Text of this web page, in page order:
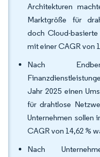
Architekturen
Marktgröße für
doch Cloud-
mit einer CAGR von
Nach
Jahr 2025 einen
für drahtlose
Unternehmen sollen
CAGR von 14,62 %
Nach